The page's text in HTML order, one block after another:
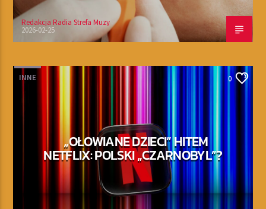
Redakcja Radia Strefa Muzy
2026-02-25
INNE 0
„OŁOWIANE DZIECI” HITEM
NETFLIX: POLSKI „CZARNOBYL”?